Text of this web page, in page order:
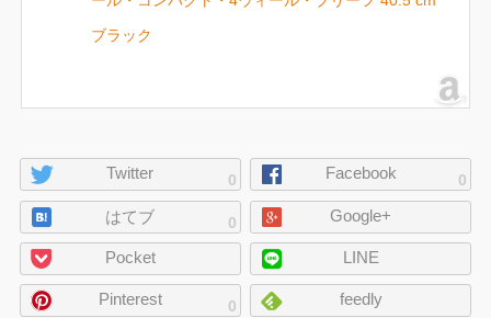
ブラック
ペ
ー
ジ
の
シ
ェ
0
Twitter 0
Facebook
0
はてブ Google+
Pocket LINE
0
Pinterest feedly